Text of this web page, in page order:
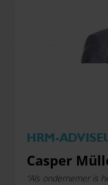
HRM-
Casper
“Als ondernemer is